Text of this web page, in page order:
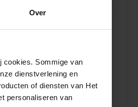
Over
cookies. Sommige van
dienstverlening en
of diensten van Het
personaliseren van
eenmalige
van de
strijkers
Jover
concerten